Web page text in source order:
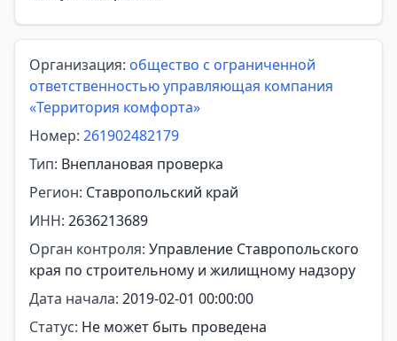
Организация: общество с ограниченной
ответственностью управляющая компания
«Территория комфорта»
Номер: 261902482179
Тип: Внеплановая проверка
Регион: Ставропольский край
ИНН: 2636213689
Орган контроля: Управление Ставропольского
края по строительному и жилищному надзору
Дата начала: 2019-02-01 00:00:00
Статус: Не может быть проведена